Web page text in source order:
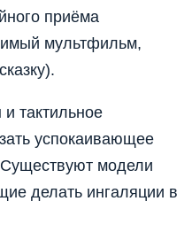
приёма
мультфильм,
тактильное
успокаивающее
модели
делать ингаляции в